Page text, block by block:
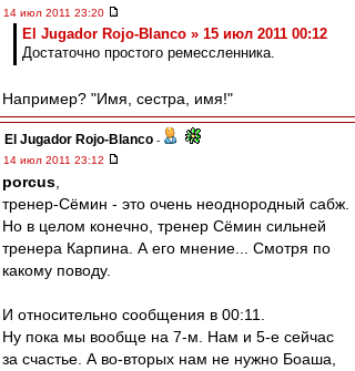
14 июл 2011 23:20
El Jugador Rojo-Blanco » 15 июл 2011 00:12
Достаточно простого ремессленника.
Например? "Имя, сестра, имя!"
El Jugador Rojo-Blanco -
14 июл 2011 23:12
porcus
тренер-Сёмин - это очень неоднородный сабж.
Но в целом конечно, тренер Сёмин сильней
тренера Карпина. А его мнение... Смотря по
какому поводу.
И относительно сообщения в 00:11.
Ну пока мы вообще на 7-м. Нам и 5-е сейчас
за счастье. А во-вторых нам не нужно Боаша,